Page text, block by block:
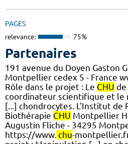
PAGES
relevance: 75%
Partenaires
191 avenue du Doyen Gaston
Montpellier cedex 5 - France
Rôle dans le projet : Le CHU
coordinateur scientifique et
[...] chondrocytes. L'Institut de
Biothérapie CHU Montpellier
Augustin Fliche - 34295
https://www. chu-